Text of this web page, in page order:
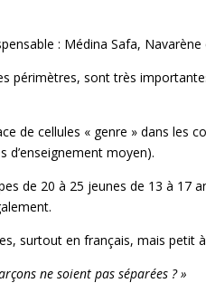
: Médina Safa,
périmètres, sont très
de cellules « genre » dans les
d’enseignement moyen).
de 20 à 25 jeunes de 13 à 17
surtout en français, mais petit
ne soient pas séparées ? »